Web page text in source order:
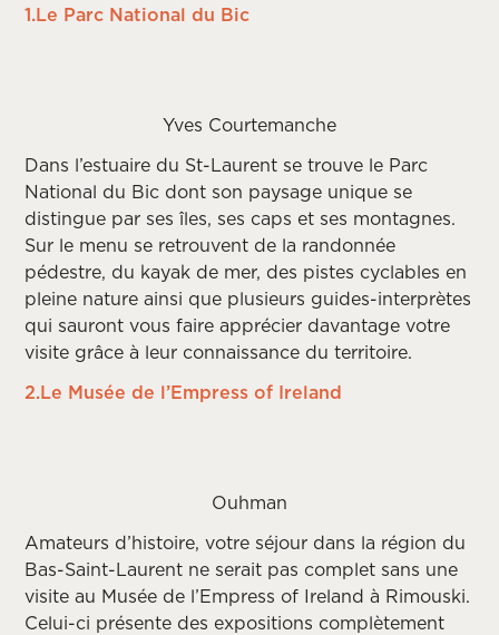
1.Le Parc National du Bic
Yves Courtemanche
Dans l’estuaire du St-Laurent se trouve le Parc
National du Bic dont son paysage unique se
distingue par ses îles, ses caps et ses montagnes.
Sur le menu se retrouvent de la randonnée
pédestre, du kayak de mer, des pistes cyclables en
pleine nature ainsi que plusieurs guides-interprètes
qui sauront vous faire apprécier davantage votre
visite grâce à leur connaissance du territoire.
2.Le Musée de l’Empress of Ireland
Ouhman
Amateurs d’histoire, votre séjour dans la région du
Bas-Saint-Laurent ne serait pas complet sans une
visite au Musée de l’Empress of Ireland à Rimouski.
Celui-ci présente des expositions complètement